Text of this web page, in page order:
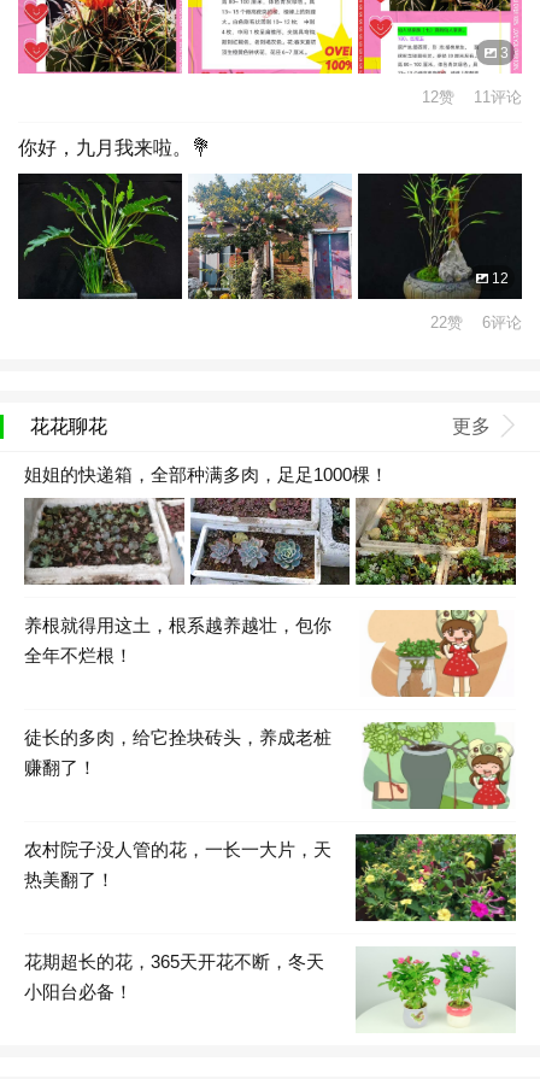
3
12赞 11评论
你好，九月我来啦。💐
12
22赞 6评论
花花聊花 更多
姐姐的快递箱，全部种满多肉，足足1000棵！
养根就得用这土，根系越养越壮，包你
全年不烂根！
徒长的多肉，给它拴块砖头，养成老桩
赚翻了！
农村院子没人管的花，一长一大片，天
热美翻了！
花期超长的花，365天开花不断，冬天
小阳台必备！